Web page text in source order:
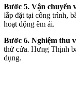
Bước 5. Vận chuyển
lắp đặt tại công trình,
hoạt động êm ái.
Bước 6. Nghiệm thu
thử cửa. Hưng Thịnh
dụng.